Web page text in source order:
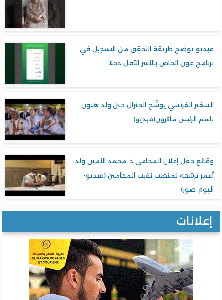
فيديو يوضح طريقة التحقق من التسجيل في
برنامج عون الخاص بالأسر الأقل دخلا
السفير الفرنسي يوشّح الجنرال حنن ولد هنون
باسم الرئيس ماكرون(فيديو)
وقائع حفل إعلان المحامي ذ. محمد الأمين ولد
أعمر ترشحه لمنصب نقيب المحامين (فيديو-
البوم صور)
إعلانات